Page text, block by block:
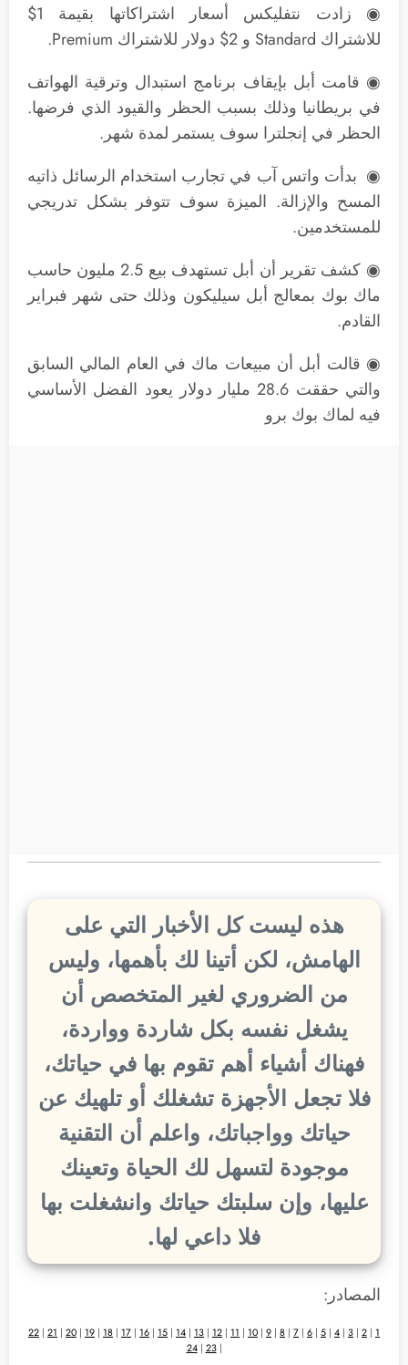
◉ زادت نتفليكس أسعار اشتراكاتها بقيمة 1$
للاشتراك Standard و 2$ دولار للاشتراك Premium.
◉ قامت أبل بإيقاف برنامج استبدال وترقية الهواتف
في بريطانيا وذلك بسبب الحظر والقيود الذي فرضها.
الحظر في إنجلترا سوف يستمر لمدة شهر.
◉ بدأت واتس آب في تجارب استخدام الرسائل ذاتيه
المسح والإزالة. الميزة سوف تتوفر بشكل تدريجي
للمستخدمين.
◉ كشف تقرير أن أبل تستهدف بيع 2.5 مليون حاسب
ماك بوك بمعالج أبل سيليكون وذلك حتى شهر فبراير
القادم.
◉ قالت أبل أن مبيعات ماك في العام المالي السابق
والتي حققت 28.6 مليار دولار يعود الفضل الأساسي
فيه لماك بوك برو
هذه ليست كل الأخبار التي على
الهامش، لكن أتينا لك بأهمها، وليس
من الضروري لغير المتخصص أن
يشغل نفسه بكل شاردة وواردة،
فهناك أشياء أهم تقوم بها في حياتك،
فلا تجعل الأجهزة تشغلك أو تلهيك عن
حياتك وواجباتك، واعلم أن التقنية
موجودة لتسهل لك الحياة وتعينك
عليها، وإن سلبتك حياتك وانشغلت بها
فلا داعي لها.
المصادر:
1
|
2
|
3
|
4
|
5
|
6
|
7
|
8
|
9
|
10
|
11
|
12
|
13
|
14
|
15
|
16
|
17
|
18
|
19
|
20
|
21
|
22
|
23
|
24